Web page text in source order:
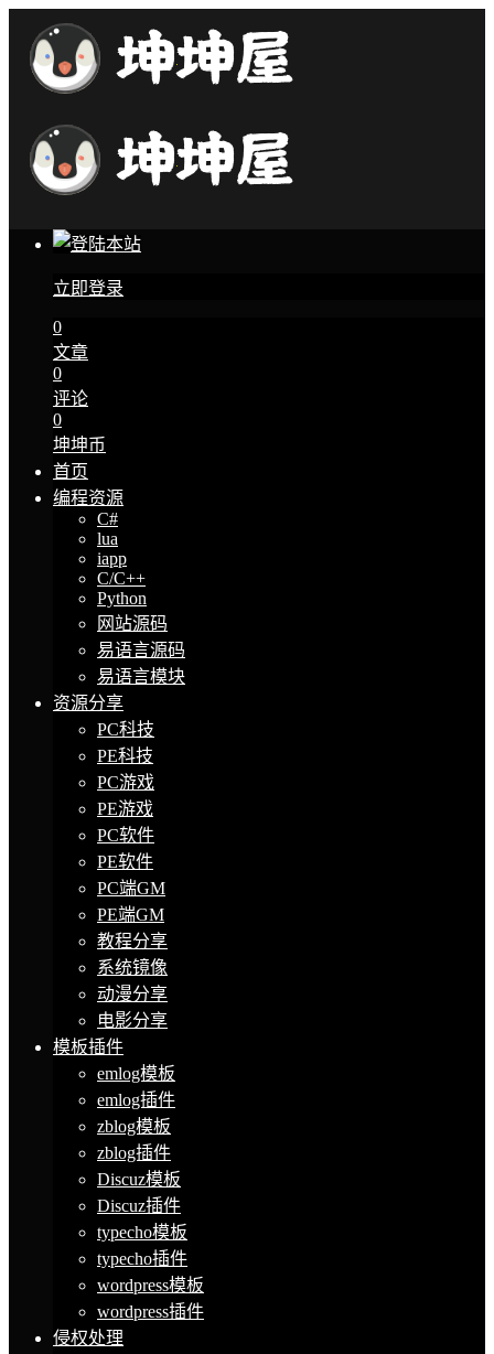
立即登录
0
文章
0
评论
0
坤坤币
首页
编程资源
C#
lua
iapp
C/C++
Python
网站源码
易语言源码
易语言模块
资源分享
PC科技
PE科技
PC游戏
PE游戏
PC软件
PE软件
PC端GM
PE端GM
教程分享
系统镜像
动漫分享
电影分享
模板插件
emlog模板
emlog插件
zblog模板
zblog插件
Discuz模板
Discuz插件
typecho模板
typecho插件
wordpress模板
wordpress插件
侵权处理